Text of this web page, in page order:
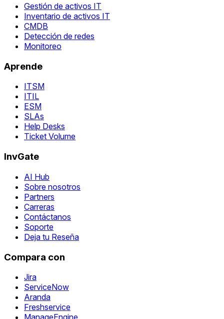
Gestión de activos IT
Inventario de activos IT
CMDB
Detección de redes
Monitoreo
Aprende
ITSM
ITIL
ESM
SLAs
Help Desks
Ticket Volume
InvGate
AI Hub
Sobre nosotros
Partners
Carreras
Contáctanos
Soporte
Deja tu Reseña
Compara con
Jira
ServiceNow
Aranda
Freshservice